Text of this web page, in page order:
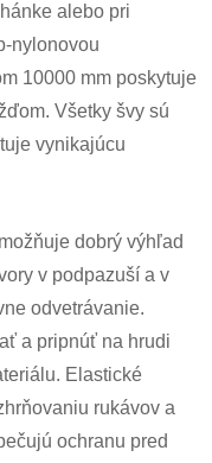
alebo pri
nylonovou
10000 mm poskytuje
Všetky švy sú
vynikajúcu
dobrý výhľad
v podpazuší a v
odvetrávanie.
a pripnúť na hrudi
Elastické
rukávov a
ochranu pred